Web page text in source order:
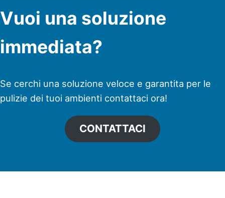
Vuoi una soluzione
immediata?
Se cerchi una soluzione veloce e garantita per le
pulizie dei tuoi ambienti contattaci ora!
CONTATTACI